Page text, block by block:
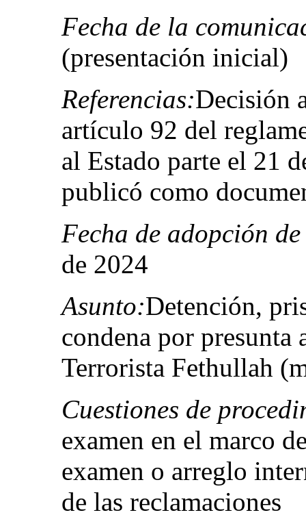
Fecha de la
(presentación inicial)
Referencias:Decisión
artículo 92 del
al Estado parte el 21
publicó como
Fecha de adopción
de 2024
Asunto:Detención,
condena por
Terrorista Fethullah
Cuestiones de
examen en el marco
examen o arreglo
de las reclamaciones